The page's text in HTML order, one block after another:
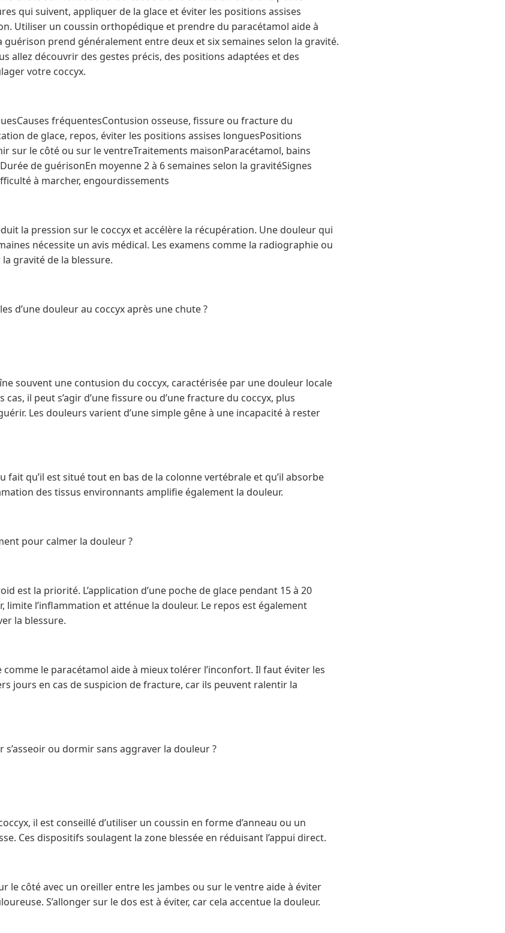
qui suivent, appliquer de la glace et éviter les positions assises
Utiliser un coussin orthopédique et prendre du paracétamol aide à
guérison prend généralement entre deux et six semaines selon la gravité.
allez découvrir des gestes précis, des positions adaptées et des
votre coccyx.
fréquentesContusion osseuse, fissure ou fracture du
de glace, repos, éviter les positions assises longuesPositions
sur le côté ou sur le ventreTraitements maisonParacétamol, bains
de guérisonEn moyenne 2 à 6 semaines selon la gravitéSignes
à marcher, engourdissements
la pression sur le coccyx et accélère la récupération. Une douleur qui
nécessite un avis médical. Les examens comme la radiographie ou
gravité de la blessure.
d’une douleur au coccyx après une chute ?
souvent une contusion du coccyx, caractérisée par une douleur locale
il peut s’agir d’une fissure ou d’une fracture du coccyx, plus
Les douleurs varient d’une simple gêne à une incapacité à rester
fait qu’il est situé tout en bas de la colonne vertébrale et qu’il absorbe
des tissus environnants amplifie également la douleur.
pour calmer la douleur ?
est la priorité. L’application d’une poche de glace pendant 15 à 20
limite l’inflammation et atténue la douleur. Le repos est également
la blessure.
le paracétamol aide à mieux tolérer l’inconfort. Il faut éviter les
jours en cas de suspicion de fracture, car ils peuvent ralentir la
ou dormir sans aggraver la douleur ?
il est conseillé d’utiliser un coussin en forme d’anneau ou un
Ces dispositifs soulagent la zone blessée en réduisant l’appui direct.
le côté avec un oreiller entre les jambes ou sur le ventre aide à éviter
S’allonger sur le dos est à éviter, car cela accentue la douleur.